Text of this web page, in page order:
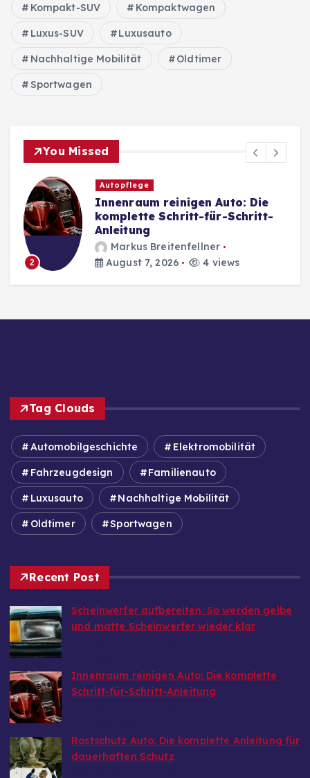
Kompakt-SUV Kompaktwagen
Luxus-SUV Luxusauto
Nachhaltige Mobilität Oldtimer
Sportwagen
You Missed
2
Autopflege
Innenraum reinigen Auto: Die
komplette Schritt-für-Schritt-
Anleitung
Markus Breitenfellner
August 7, 2026
4 views
Tag Clouds
Automobilgeschichte Elektromobilität
Fahrzeugdesign Familienauto
Luxusauto Nachhaltige Mobilität
Oldtimer Sportwagen
Recent Post
Scheinwerfer aufbereiten: So werden gelbe
und matte Scheinwerfer wieder klar
Innenraum reinigen Auto: Die komplette
Schritt-für-Schritt-Anleitung
Rostschutz Auto: Die komplette Anleitung für
dauerhaften Schutz